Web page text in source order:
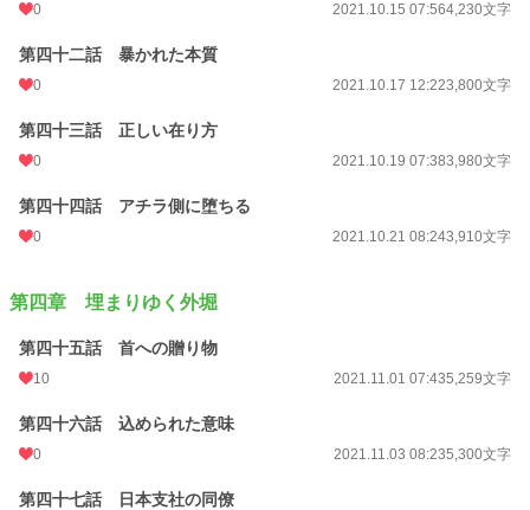
0 2021.10.15 07:564,230文字
第四十二話 暴かれた本質
0 2021.10.17 12:223,800文字
第四十三話 正しい在り方
0 2021.10.19 07:383,980文字
第四十四話 アチラ側に堕ちる
0 2021.10.21 08:243,910文字
第四章 埋まりゆく外堀
第四十五話 首への贈り物
10 2021.11.01 07:435,259文字
第四十六話 込められた意味
0 2021.11.03 08:235,300文字
第四十七話 日本支社の同僚